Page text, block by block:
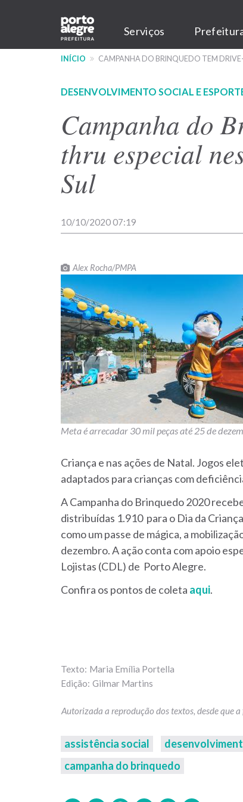
conteúdo
Main
navigation
Serviços
INÍCIO CAMPANHA DO BRINQUEDO TEM
DESENVOLVIMENTO SOCIAL E
Campanha do
thru especial
Sul
10/10/2020 07:19
Alex Rocha/PMPA
Meta é arrecadar 30 mil peças até 25 de
Criança e nas ações de Natal. Jogos
adaptados para crianças com
A Campanha do Brinquedo 2020
distribuídas 1.910 para o Dia da
como um passe de mágica, a
dezembro. A ação conta com apoio
Lojistas (CDL) de Porto Alegre.
Confira os pontos de coleta aqui.
Maria Emília Portella
Gilmar Martins
assistência social
campanha do brinquedo